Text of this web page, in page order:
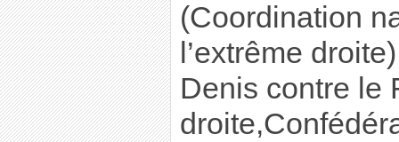
(Coordination
l’extrême
Denis contre le